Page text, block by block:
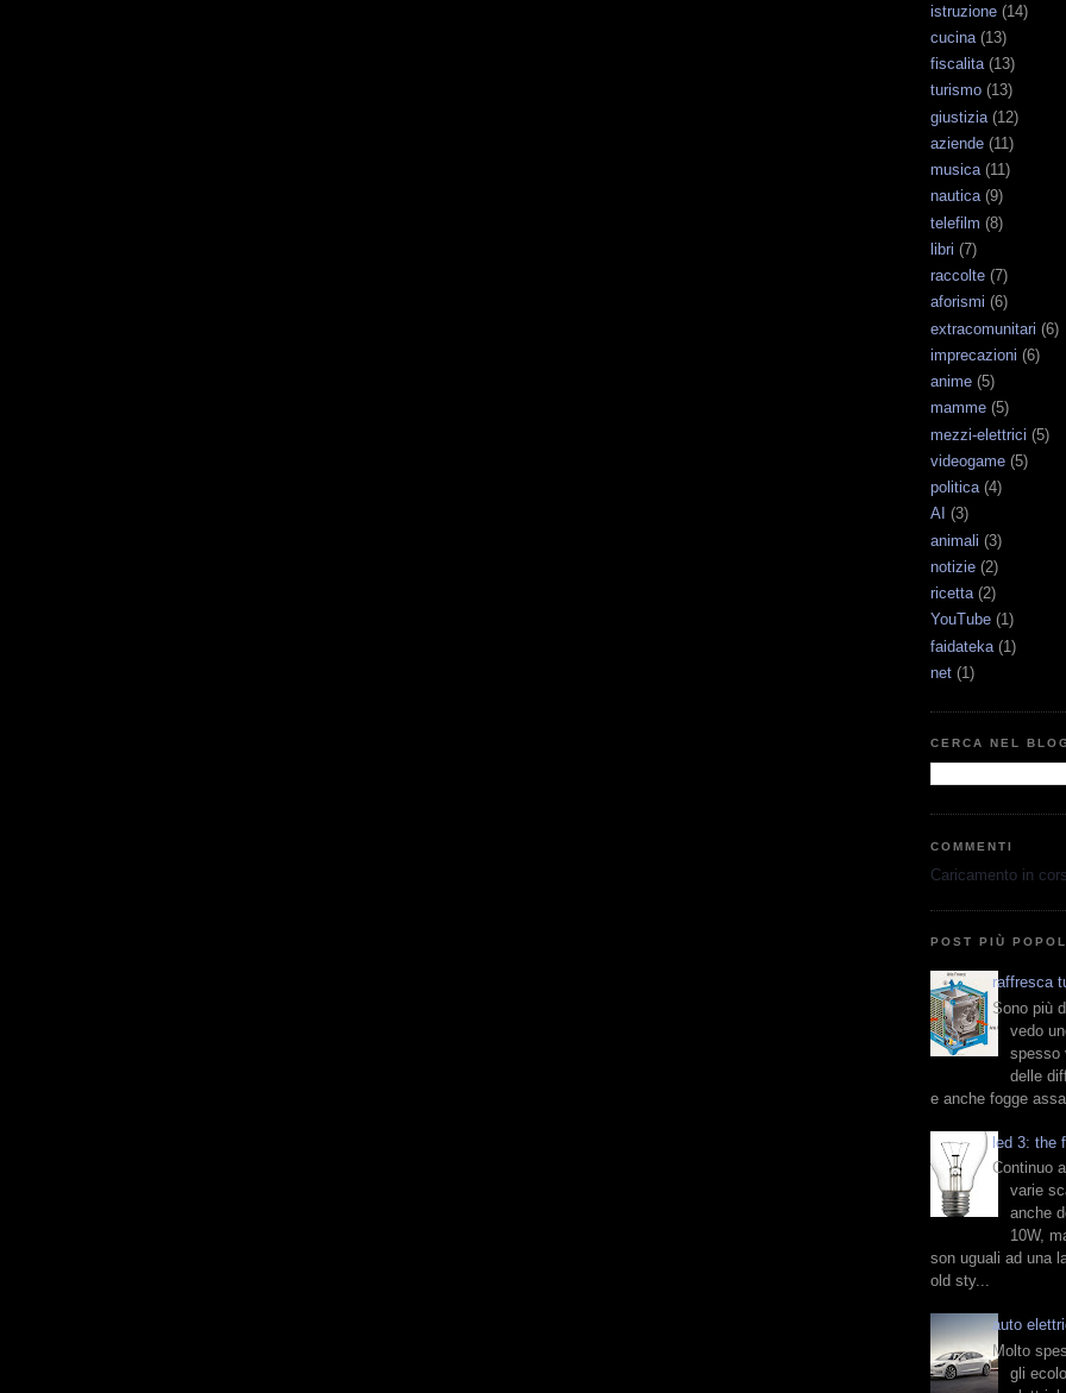
istruzione (14)
cucina (13)
fiscalita (13)
turismo (13)
giustizia (12)
aziende (11)
musica (11)
nautica (9)
telefilm (8)
libri (7)
raccolte (7)
aforismi (6)
extracomunitari (6)
imprecazioni (6)
anime (5)
mamme (5)
mezzi-elettrici (5)
videogame (5)
politica (4)
AI (3)
animali (3)
notizie (2)
ricetta (2)
YouTube (1)
faidateka (1)
net (1)
CERCA NEL
COMMENTI
Caricamento in
POST PIÙ
raffresca
Sono più
vedo
spesso
delle
e anche fogge
led 3: the
Continuo
varie
anche
10W,
son uguali ad una
old sty...
auto
Molto
gli